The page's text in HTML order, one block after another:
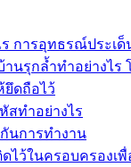
ร การอุทธรณ์ประ
นรุกล้ำทำอย่างไ
ดถือไว้
สทำอย่างไร
นการทำงาน
ไว้ในครอบครองเ